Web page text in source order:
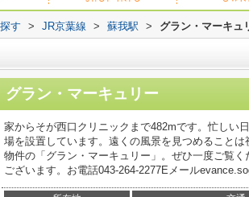
す > JR京葉線 > 蘇我駅 > グラン・マーキュ
グラン・マーキュリー
家からそが西口クリニックまで482mです。忙しい
場を設置しています。遠くの風景を見つめること
物件の「グラン・マーキュリー」。ぜひ一度ご覧
ございます。お電話043-264-2277Eメール